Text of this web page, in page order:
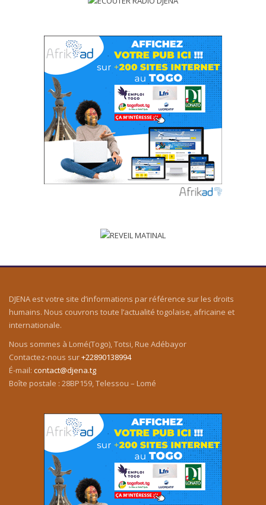
DJENA est votre site d’informations par référence sur les droits
humains. Nous couvrons toute l’actualité togolaise, africaine et
internationale.
Nous sommes à Lomé(Togo), Totsi, Rue Adébayor
Contactez-nous sur+22890138994
É-mail: contact@djena.tg
Boîte postale : 28BP159, Telessou – Lomé